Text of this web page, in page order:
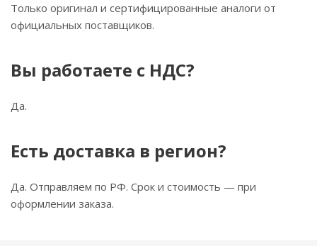
Только оригинал и сертифицированные аналоги от
официальных поставщиков.
Вы работаете с НДС?
Да.
Есть доставка в регион?
Да. Отправляем по РФ. Срок и стоимость — при
оформлении заказа.